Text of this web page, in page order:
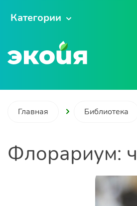
Категории
Главная Библиотека
Флорариум: